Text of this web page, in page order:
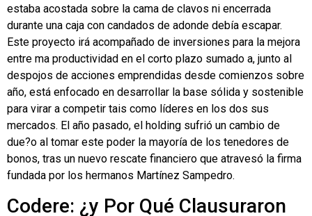
estaba acostada sobre la cama de clavos ni encerrada
durante una caja con candados de adonde debía escapar.
Este proyecto irá acompañado de inversiones para la mejora
entre ma productividad en el corto plazo sumado a, junto al
despojos de acciones emprendidas desde comienzos sobre
año, está enfocado en desarrollar la base sólida y sostenible
para virar a competir tais como líderes en los dos sus
mercados. El año pasado, el holding sufrió un cambio de
due?o al tomar este poder la mayoría de los tenedores de
bonos, tras un nuevo rescate financiero que atravesó la firma
fundada por los hermanos Martínez Sampedro.
Codere: ¿y Por Qué Clausuraron